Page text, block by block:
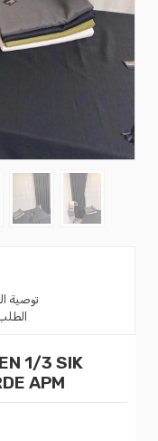
توصية
1/3 SIK
APM